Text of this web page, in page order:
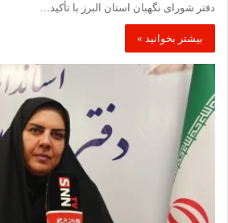
دفتر شورای نگهبان استان البرز با تأکید…
بیشتر بخوانید »